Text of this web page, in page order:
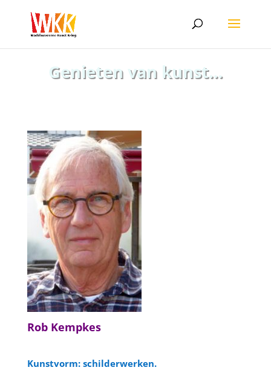
Genieten van kunst…
Rob Kempkes
Kunstvorm: schilderwerken.